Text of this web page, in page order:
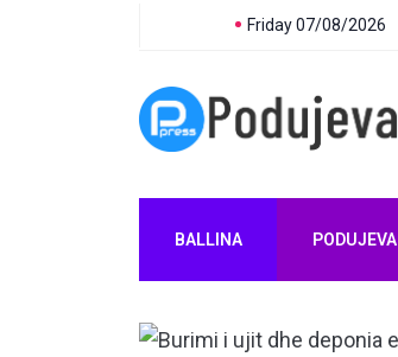
Friday 07/08/2026
BALLINA PODUJEVA